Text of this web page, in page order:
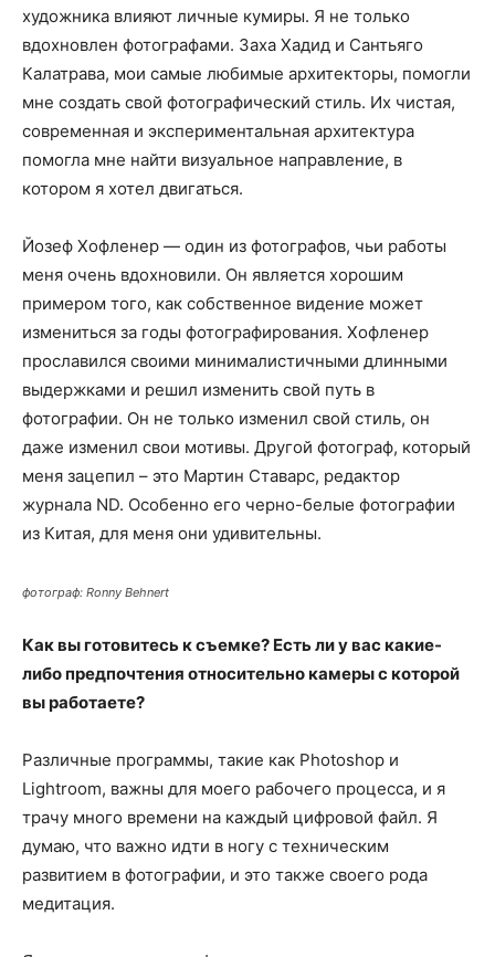
художника влияют личные кумиры. Я не только
вдохновлен фотографами. Заха Хадид и Сантьяго
Калатрава, мои самые любимые архитекторы, помогли
мне создать свой фотографический стиль. Их чистая,
современная и экспериментальная архитектура
помогла мне найти визуальное направление, в
котором я хотел двигаться.
Йозеф Хофленер — один из фотографов, чьи работы
меня очень вдохновили. Он является хорошим
примером того, как собственное видение может
измениться за годы фотографирования. Хофленер
прославился своими минималистичными длинными
выдержками и решил изменить свой путь в
фотографии. Он не только изменил свой стиль, он
даже изменил свои мотивы. Другой фотограф, который
меня зацепил – это Мартин Ставарс, редактор
журнала ND. Особенно его черно-белые фотографии
из Китая, для меня они удивительны.
фотограф: Ronny Behnert
Как вы готовитесь к съемке? Есть ли у вас какие-
либо предпочтения относительно камеры с которой
вы работаете?
Различные программы, такие как Photoshop и
Lightroom, важны для моего рабочего процесса, и я
трачу много времени на каждый цифровой файл. Я
думаю, что важно идти в ногу с техническим
развитием в фотографии, и это также своего рода
медитация.